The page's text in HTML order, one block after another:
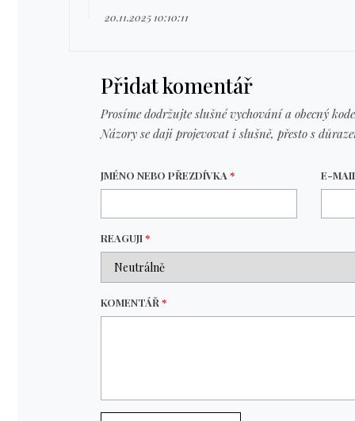
20.11.2025 10:10:11
Přidat komentář
Prosíme dodržujte slušné vychování a obecný
Názory se daji projevovat i slušně, přesto s
JMÉNO NEBO PŘEZDÍVKA* E-
REAGUJI*
KOMENTÁŘ*